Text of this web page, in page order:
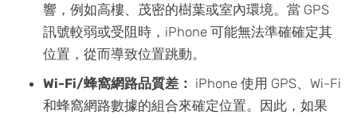
響，例如高樓、茂密的樹葉或室內環境。當 GPS
訊號較弱或受阻時，iPhone 可能無法準確確定其
位置，從而導致位置跳動。
Wi-Fi/蜂窩網路品質差： iPhone 使用 GPS、Wi-Fi
和蜂窩網路數據的組合來確定位置。因此，如果